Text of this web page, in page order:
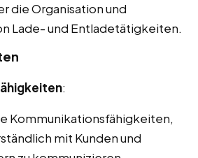
die Organisation und
Lade- und Entladetätigkeiten.
:
Kommunikationsfähigkeiten,
mit Kunden und